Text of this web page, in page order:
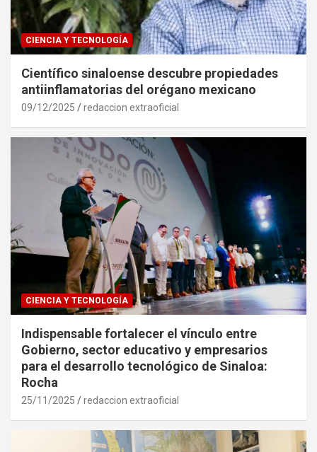
CIENCIA Y TECNOLOGÍA
Científico sinaloense descubre propiedades
antiinflamatorias del orégano mexicano
09/12/2025 redaccion extraoficial
CIENCIA Y TECNOLOGÍA
Indispensable fortalecer el vínculo entre
Gobierno, sector educativo y empresarios
para el desarrollo tecnológico de Sinaloa:
Rocha
25/11/2025 redaccion extraoficial